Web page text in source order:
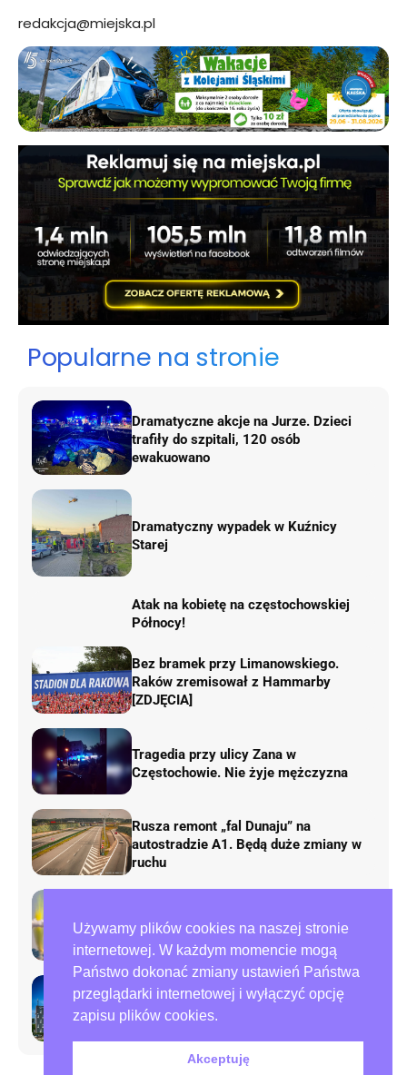
Używamy plików cookies na naszej stronie
internetowej. W każdym momencie mogą
Państwo dokonać zmiany ustawień Państwa
przeglądarki internetowej i wyłączyć opcję
zapisu plików cookies.
Akceptuję
redakcja@miejska.pl
Popularne na stronie
Dramatyczne akcje na Jurze. Dzieci
trafiły do szpitali, 120 osób
ewakuowano
Dramatyczny wypadek w Kuźnicy
Starej
Atak na kobietę na częstochowskiej
Północy!
Bez bramek przy Limanowskiego.
Raków zremisował z Hammarby
[ZDJĘCIA]
Tragedia przy ulicy Zana w
Częstochowie. Nie żyje mężczyzna
Rusza remont „fal Dunaju” na
autostradzie A1. Będą duże zmiany w
ruchu
AirShow Rudniki 2026. Dziś finał
pokazów lotniczych
Preparowanie kart w referendum.
Zawiadomienia do policji i ABW